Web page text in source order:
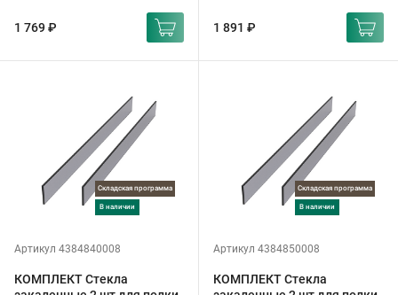
1 769 ₽ 1 891 ₽
Складская программа
в наличии
Артикул 4384840008
КОМПЛЕКТ Стекла
Складская программа
в наличии
Артикул 4384850008
КОМПЛЕКТ Стекла